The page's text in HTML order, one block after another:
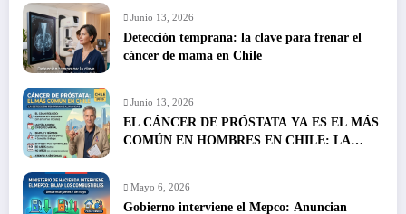
Junio 13, 2026
Detección temprana: la clave para frenar el
cáncer de mama en Chile
Junio 13, 2026
EL CÁNCER DE PRÓSTATA YA ES EL MÁS
COMÚN EN HOMBRES EN CHILE: LA
Mayo 6, 2026
Gobierno interviene el Mepco: Anuncian